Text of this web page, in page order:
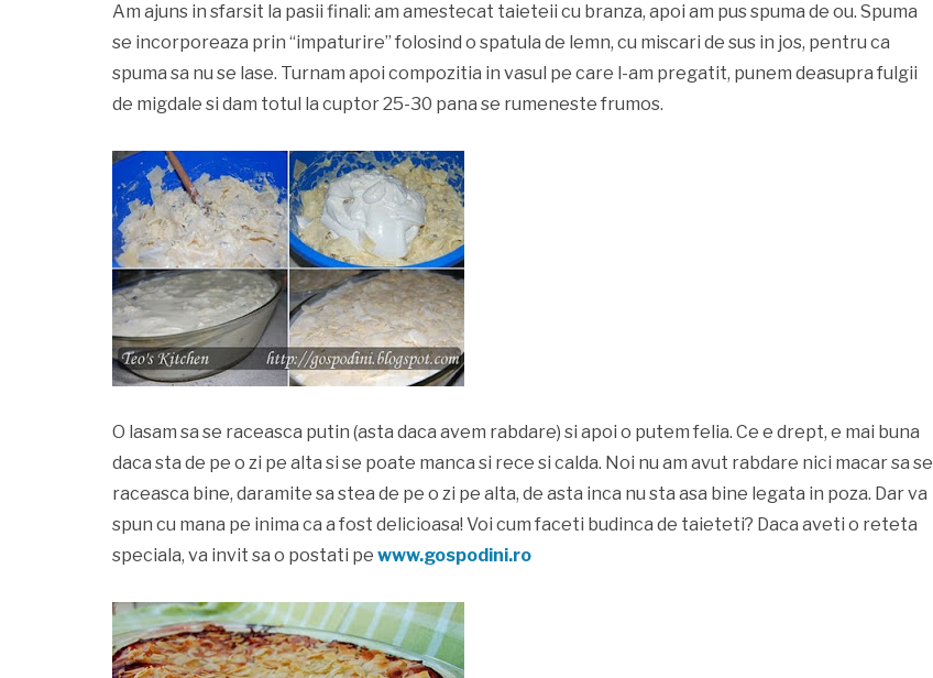
Am ajuns in sfarsit la pasii finali: am amestecat taieteii cu branza, apoi am pus spuma de ou. Spuma
se incorporeaza prin “impaturire” folosind o spatula de lemn, cu miscari de sus in jos, pentru ca
spuma sa nu se lase. Turnam apoi compozitia in vasul pe care l-am pregatit, punem deasupra fulgii
de migdale si dam totul la cuptor 25-30 pana se rumeneste frumos.
O lasam sa se raceasca putin (asta daca avem rabdare) si apoi o putem felia. Ce e drept, e mai buna
daca sta de pe o zi pe alta si se poate manca si rece si calda. Noi nu am avut rabdare nici macar sa se
raceasca bine, daramite sa stea de pe o zi pe alta, de asta inca nu sta asa bine legata in poza. Dar va
spun cu mana pe inima ca a fost delicioasa! Voi cum faceti budinca de taieteti? Daca aveti o reteta
speciala, va invit sa o postati pe www.gospodini.ro